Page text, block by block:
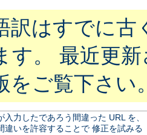
訳はすでに古
す。 最近更
をご覧下さい
入力したであろう間違った URL を
違いを許容することで 修正を試みる